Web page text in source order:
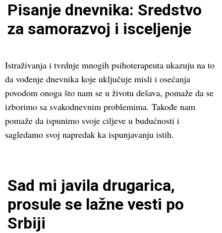
Pisanje dnevnika: Sredstvo
za samorazvoj i isceljenje
Istraživanja i tvrdnje mnogih psihoterapeuta ukazuju na to
da vođenje dnevnika koje uključuje misli i osećanja
povodom onoga što nam se u životu dešava, pomaže da se
izborimo sa svakodnevnim problemima. Takođe nam
pomaže da ispunimo svoje ciljeve u budućnosti i
sagledamo svoj napredak ka ispunjavanju istih.
Sad mi javila drugarica,
prosule se lažne vesti po
Srbiji